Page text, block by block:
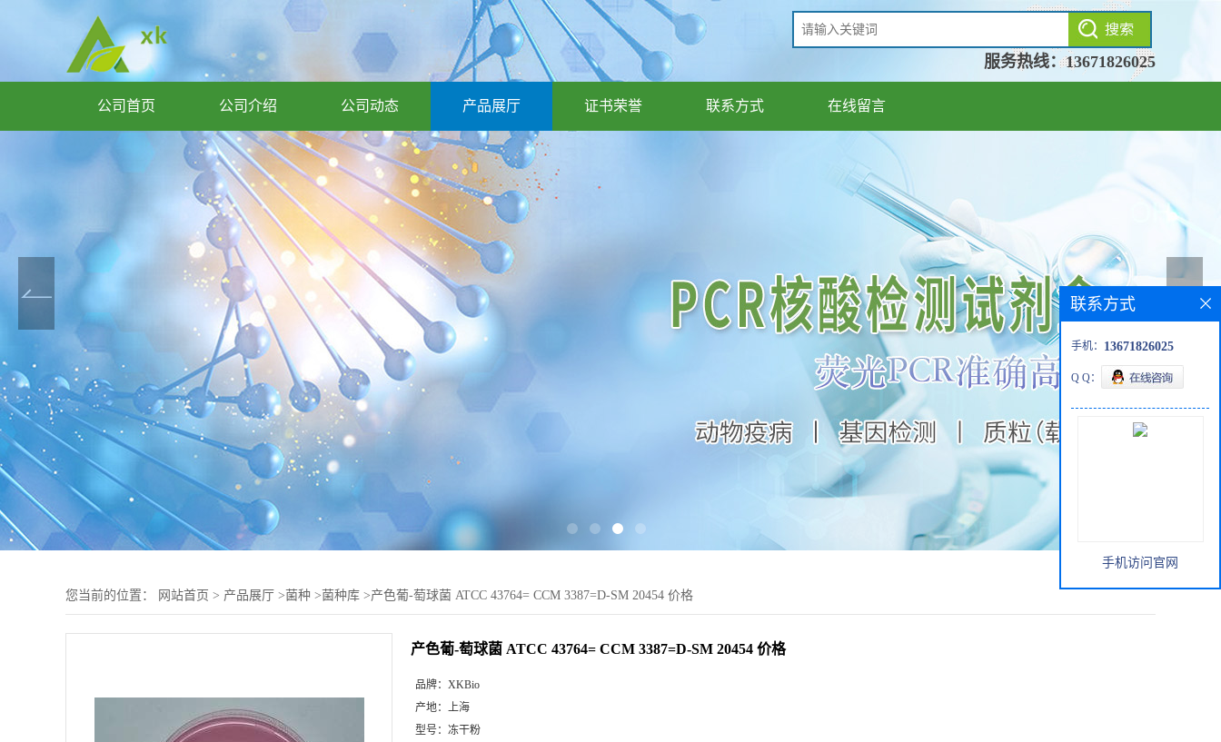
服务热线：13671826025
公司首页 公司介绍 公司动态 产品展厅 证书荣誉 联系方式 在线留言
您当前的位置： 网站首页 > 产品展厅 >菌种 >菌种库 >产色葡-萄球菌 ATCC 43764= CCM 3387=D-SM 20454 价格
产色葡-萄球菌 ATCC 43764= CCM 3387=D-SM 20454 价格
品牌： XKBio
产地： 上海
型号： 冻干粉
联系方式
手机： 13671826025
Q Q：
手机访问官网